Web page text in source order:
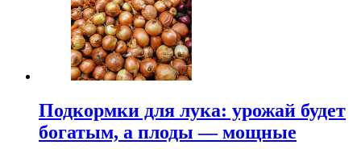
Подкормки для лука: урожай будет
богатым, а плоды — мощные